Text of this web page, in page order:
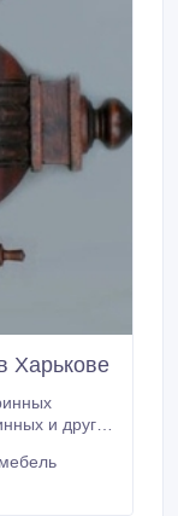
Харькове
и других
сложности и